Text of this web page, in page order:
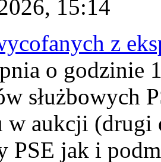
15:14
z
o godzinie
służbowych
w aukcji (drugi
PSE jak i